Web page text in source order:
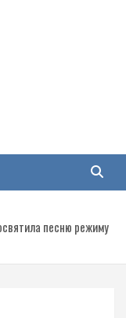
война
в Новороссии, ДНР,
песню режиму